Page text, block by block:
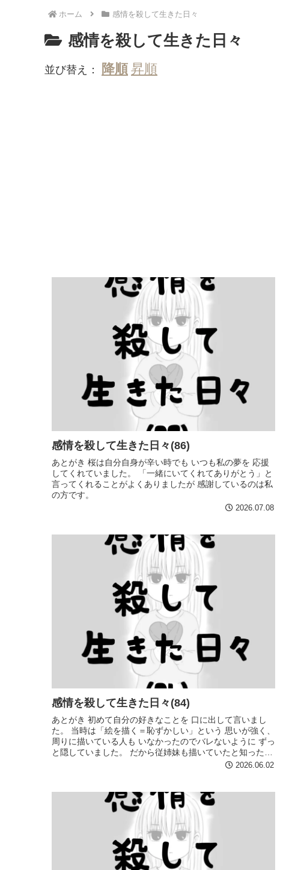
ホーム 感情を殺して生きた日々
感情を殺して生きた日々
並び替え：
感情を殺して生きた日々(86)
あとがき 桜は自分自身が辛い時でも いつも私の夢を 応援
してくれていました。 「一緒にいてくれてありがとう」と
言ってくれることがよくありましたが 感謝しているのは私
の方です。
2026.07.08
感情を殺して生きた日々(84)
あとがき 初めて自分の好きなことを 口に出して言いまし
た。 当時は「絵を描く＝恥ずかしい」という 思いが強く、
周りに描いている人も いなかったのでバレないように ずっ
と隠していました。 だから従姉妹も描いていたと知った時
2026.06.02